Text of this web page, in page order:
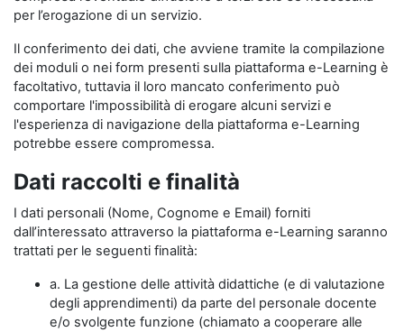
per l’erogazione di un servizio.
Il conferimento dei dati, che avviene tramite la compilazione
dei moduli o nei form presenti sulla piattaforma e-Learning è
facoltativo, tuttavia il loro mancato conferimento può
comportare l'impossibilità di erogare alcuni servizi e
l'esperienza di navigazione della piattaforma e-Learning
potrebbe essere compromessa.
Dati raccolti e finalità
I dati personali (Nome, Cognome e Email) forniti
dall’interessato attraverso la piattaforma e-Learning saranno
trattati per le seguenti finalità:
a. La gestione delle attività didattiche (e di valutazione
degli apprendimenti) da parte del personale docente
e/o svolgente funzione (chiamato a cooperare alle